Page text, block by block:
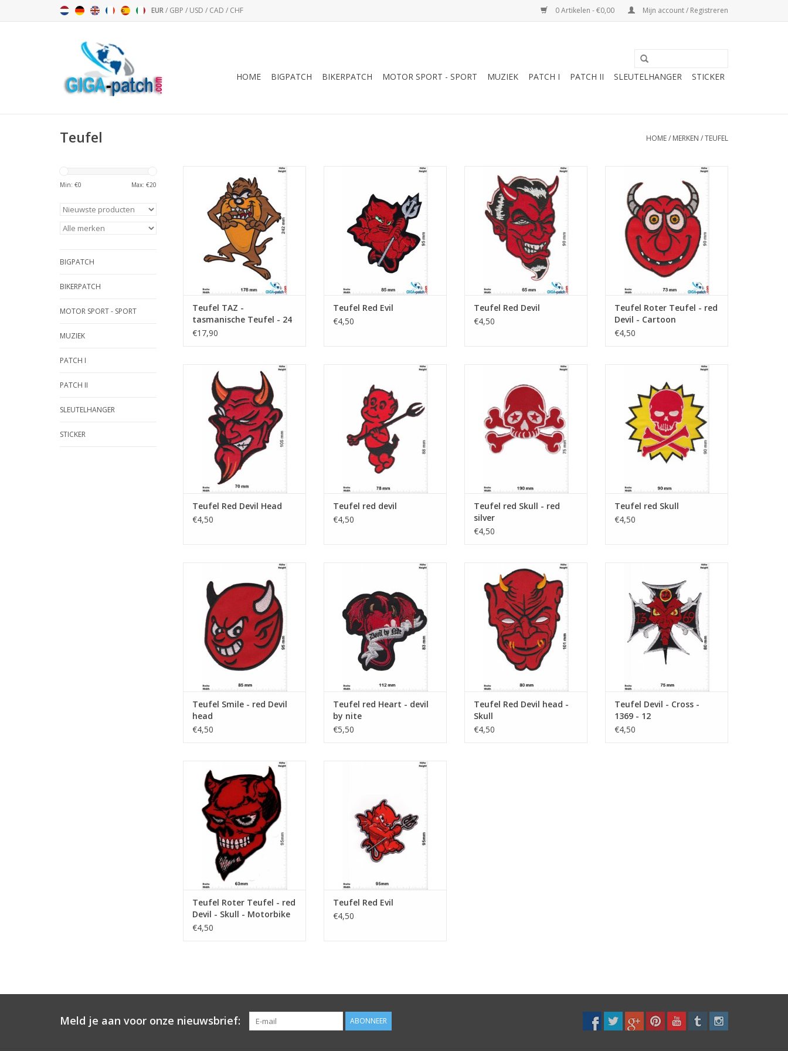
EUR/ GBP / USD / CAD / CHF 0 Artikelen - €0,00 Mijn account / Registreren
HOME BIGPATCH BIKERPATCH MOTOR SPORT - SPORT MUZIEK PATCH I PATCH II SLEUTELHANGER STICKER
Teufel HOME/ MERKEN /TEUFEL
Min: €0 Max: €20
BIGPATCH
BIKERPATCH
MOTOR SPORT - SPORT
MUZIEK
PATCH I
PATCH II
SLEUTELHANGER
STICKER
TAZ - tasmanische Teufel - 24 cm
TOEVOEGEN AAN WINKELWAGEN
Teufel TAZ -
tasmanische Teufel - 24
cm
€17,90
TOEVOEGEN AAN WINKELWAGEN
Teufel Red Evil
€4,50
TOEVOEGEN AAN WINKELWAGEN
Teufel Red Devil
€4,50
Roter Teufel - red Devil - Cartoon
TOEVOEGEN AAN WINKELWAGEN
Teufel Roter Teufel - red
Devil - Cartoon
€4,50
Red Devil Head
TOEVOEGEN AAN WINKELWAGEN
Teufel Red Devil Head
€4,50
TOEVOEGEN AAN WINKELWAGEN
Teufel red devil
€4,50
TOEVOEGEN AAN WINKELWAGEN
Teufel red Skull - red
silver
€4,50
TOEVOEGEN AAN WINKELWAGEN
Teufel red Skull
€4,50
Smile - red Devil head
TOEVOEGEN AAN WINKELWAGEN
Teufel Smile - red Devil
head
€4,50
red Heart - devil by nite
TOEVOEGEN AAN WINKELWAGEN
Teufel red Heart - devil
by nite
€5,50
Red Devil head - Skull
TOEVOEGEN AAN WINKELWAGEN
Teufel Red Devil head -
Skull
€4,50
Devil - Cross - 1369 - 12
TOEVOEGEN AAN WINKELWAGEN
Teufel Devil - Cross -
1369 - 12
€4,50
Roter Teufel - red Devil - Skull -
Motorbike
TOEVOEGEN AAN WINKELWAGEN
Teufel Roter Teufel - red
Devil - Skull - Motorbike
€4,50
TOEVOEGEN AAN WINKELWAGEN
Teufel Red Evil
€4,50
Meld je aan voor onze nieuwsbrief: ABONNEER